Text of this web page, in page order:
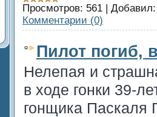
Просмотров: 561 | Добавил:
Комментарии (0)
Пилот погиб,
Нелепая и
в ходе гонки 39-
гонщика Паскаля